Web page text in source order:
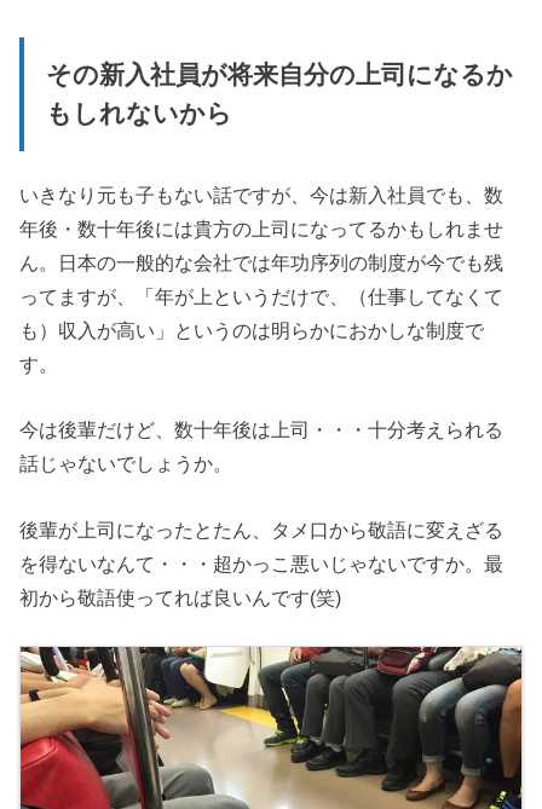
その新入社員が将来自分の上司になるか
もしれないから
いきなり元も子もない話ですが、今は新入社員でも、数
年後・数十年後には貴方の上司になってるかもしれませ
ん。日本の一般的な会社では年功序列の制度が今でも残
ってますが、「年が上というだけで、（仕事してなくて
も）収入が高い」というのは明らかにおかしな制度で
す。
今は後輩だけど、数十年後は上司・・・十分考えられる
話じゃないでしょうか。
後輩が上司になったとたん、タメ口から敬語に変えざる
を得ないなんて・・・超かっこ悪いじゃないですか。最
初から敬語使ってれば良いんです(笑)